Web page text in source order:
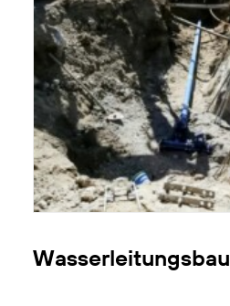
Wasserleitungsbau